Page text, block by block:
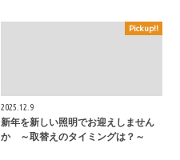
Pickup!!
2025.12.9
新年を新しい照明でお迎えしません
か ～取替えのタイミングは？～